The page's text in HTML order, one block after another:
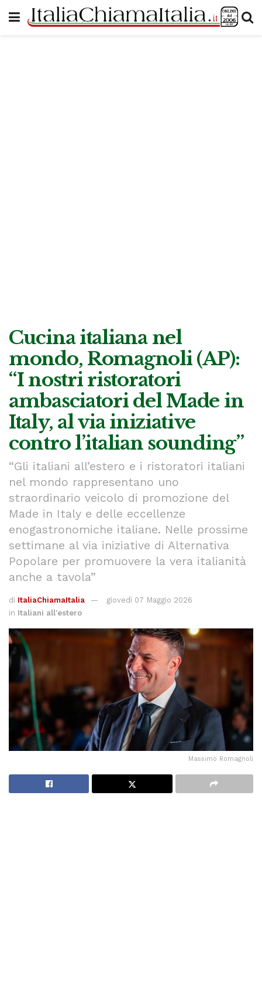
Cucina italiana nel
mondo, Romagnoli (AP):
“I nostri ristoratori
ambasciatori del Made in
Italy, al via iniziative
contro l’italian sounding”
“Gli italiani all’estero e i ristoratori italiani
nel mondo rappresentano uno
straordinario veicolo di promozione del
Made in Italy e delle eccellenze
enogastronomiche italiane. Nelle prossime
settimane al via iniziative di Alternativa
Popolare per promuovere la vera italianità
anche a tavola”
di ItaliaChiamaItalia
giovedì 07 Maggio 2026
in Italiani all'estero
Massimo Romagnoli